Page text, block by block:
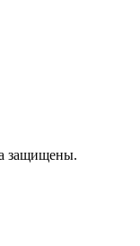
защищены.